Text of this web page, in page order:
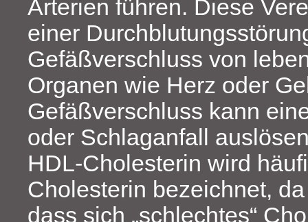
Arterien führen. Diese
einer
Gefäßverschluss von
Organen wie Herz oder
Gefäßverschluss kann
oder Schlaganfall
HDL-Cholesterin wird
Cholesterin bezeichnet,
dass sich „schlechtes“